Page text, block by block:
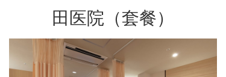
田医院（套餐）